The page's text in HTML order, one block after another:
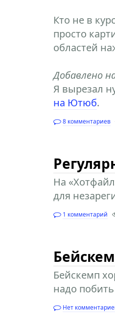
Кто не в
просто
областей
Добавлено
Я вырезал
на Ютюб.
8 комментариев
На
для
1 комментарий
Бейскемп
надо
Нет